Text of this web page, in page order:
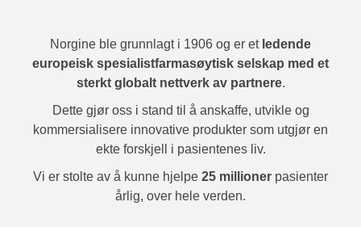
Norgine ble grunnlagt i 1906 og er et ledende
europeisk spesialistfarmasøytisk selskap med et
sterkt globalt nettverk av partnere.
Dette gjør oss i stand til å anskaffe, utvikle og
kommersialisere innovative produkter som utgjør en
ekte forskjell i pasientenes liv.
Vi er stolte av å kunne hjelpe 25 millioner pasienter
årlig, over hele verden.